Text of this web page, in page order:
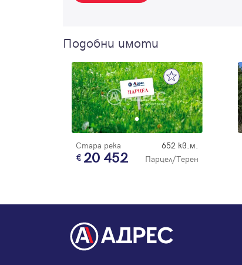
Подобни имоти
Стара река 652 кв.м.
20 452 Парцел/Терен